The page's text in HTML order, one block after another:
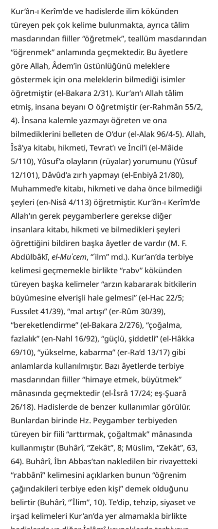
Kur’ân-ı Kerîm’de ve hadislerde ilim kökünden
türeyen pek çok kelime bulunmakta, ayrıca tâlim
masdarından fiiller “öğretmek”, teallüm masdarından
“öğrenmek” anlamında geçmektedir. Bu âyetlere
göre Allah, Âdem’in üstünlüğünü meleklere
göstermek için ona meleklerin bilmediği isimler
öğretmiştir (el-Bakara 2/31). Kur’an’ı Allah tâlim
etmiş, insana beyanı O öğretmiştir (er-Rahmân 55/2,
4). İnsana kalemle yazmayı öğreten ve ona
bilmediklerini belleten de O’dur (el-Alak 96/4-5). Allah,
Îsâ’ya kitabı, hikmeti, Tevrat’ı ve İncil’i (el-Mâide
5/110), Yûsuf’a olayların (rüyalar) yorumunu (Yûsuf
12/101), Dâvûd’a zırh yapmayı (el-Enbiyâ 21/80),
Muhammed’e kitabı, hikmeti ve daha önce bilmediği
şeyleri (en-Nisâ 4/113) öğretmiştir. Kur’ân-ı Kerîm’de
Allah’ın gerek peygamberlere gerekse diğer
insanlara kitabı, hikmeti ve bilmedikleri şeyleri
öğrettiğini bildiren başka âyetler de vardır (M. F.
Abdülbâkī, el-Muʿcem, “ʿilm” md.). Kur’an’da terbiye
kelimesi geçmemekle birlikte “rabv” kökünden
türeyen başka kelimeler “arzın kabararak bitkilerin
büyümesine elverişli hale gelmesi” (el-Hac 22/5;
Fussılet 41/39), “mal artışı” (er-Rûm 30/39),
“bereketlendirme” (el-Bakara 2/276), “çoğalma,
fazlalık” (en-Nahl 16/92), “güçlü, şiddetli” (el-Hâkka
69/10), “yükselme, kabarma” (er-Ra‘d 13/17) gibi
anlamlarda kullanılmıştır. Bazı âyetlerde terbiye
masdarından fiiller “himaye etmek, büyütmek”
mânasında geçmektedir (el-İsrâ 17/24; eş-Şuarâ
26/18). Hadislerde de benzer kullanımlar görülür.
Bunlardan birinde Hz. Peygamber terbiyeden
türeyen bir fiili “arttırmak, çoğaltmak” mânasında
kullanmıştır (Buhârî, “Zekât”, 8; Müslim, “Zekât”, 63,
64). Buhârî, İbn Abbas’tan nakledilen bir rivayetteki
“rabbânî” kelimesini açıklarken bunun “öğrenim
çağındakileri terbiye eden kişi” demek olduğunu
belirtir (Buhârî, “ʿİlim”, 10). Te’dip, tehzip, siyaset ve
irşad kelimeleri Kur’an’da yer almamakla birlikte